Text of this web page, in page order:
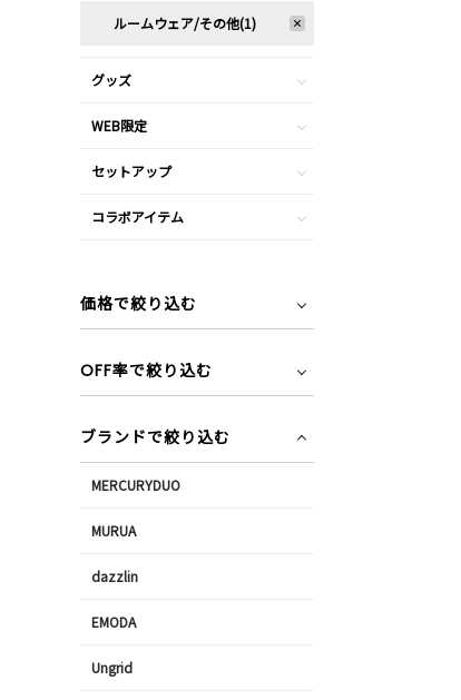
ルームウェア/その他(1)
グッズ
WEB限定
セットアップ
コラボアイテム
価格で絞り込む
OFF率で絞り込む
ブランドで絞り込む
MERCURYDUO
MURUA
dazzlin
EMODA
Ungrid